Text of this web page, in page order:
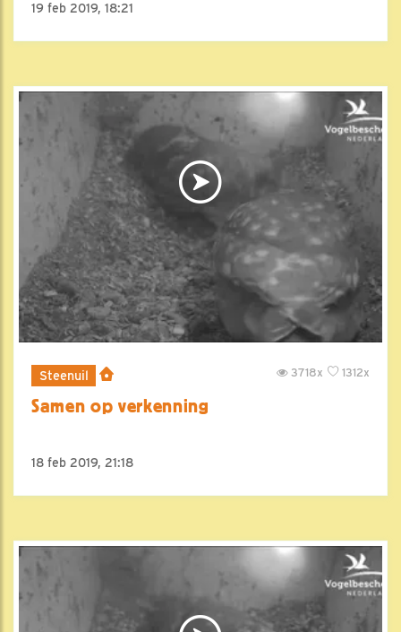
19 feb 2019, 18:21
Steenuil 1312x
3718x
Samen op verkenning
18 feb 2019, 21:18